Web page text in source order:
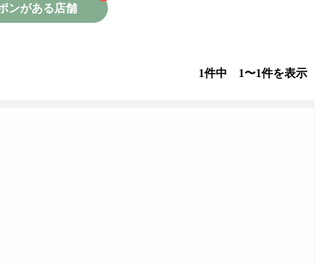
ンがある店舗
1件中 1〜1件を表示